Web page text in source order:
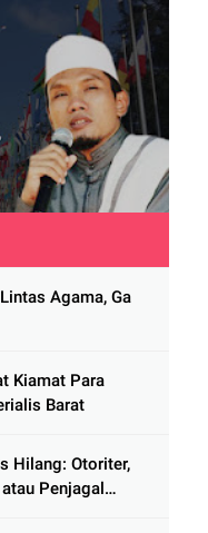
Agama, Ga
Kiamat Para
Barat
Hilang: Otoriter,
Penjagal